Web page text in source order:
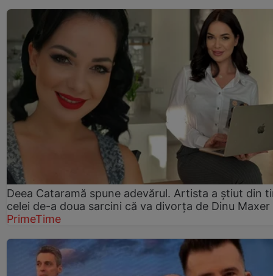
Deea Cataramă spune adevărul. Artista a știut din
celei de-a doua sarcini că va divorța de Dinu Maxer
PrimeTime